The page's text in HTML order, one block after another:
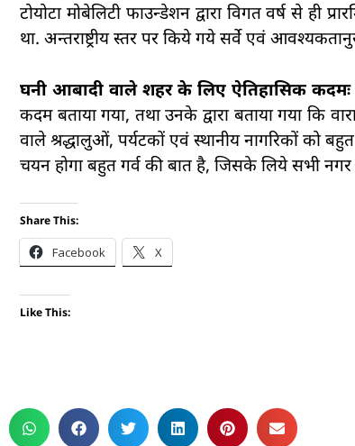
टोयोटा मोबेलिटी फाउन्डेशन द्वारा विगत वर्ष से ही
था. अन्तराष्ट्रीय स्तर पर किये गये सर्वे एवं
घनी आबादी वाले शहर के लिए ऐतिहासिक
कदम बताया गया, तथा उनके द्वारा बताया गया
वाले श्रद्धालुओं, पर्यटकों एवं स्थानीय नागरिकों को
चयन होगा बहुत गर्व की बात है, जिसके लिये सभी नगर
Share This:
Facebook X
Like This: